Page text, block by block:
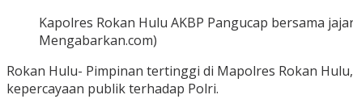
Kapolres Rokan Hulu AKBP Pangucap bersama
Mengabarkan.com)
Rokan Hulu- Pimpinan tertinggi di Mapolres Rokan
kepercayaan publik terhadap Polri.